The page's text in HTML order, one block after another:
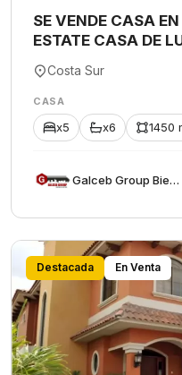
SE VENDE CASA
ESTATE CASA DE
Costa Sur
CASA
x5 x6 1450
Galceb Group Bienes Raices
Destacada En Venta